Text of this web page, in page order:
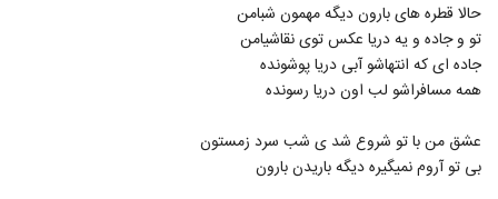
369
آهنگ فال یلدا از احمد هادی(پاپ)
۴۸۵ بازدید
370 قصه یلدا
حالا قطره های بارون دیگه مهمون شبامن
تو و جاده و یه دریا عکس توی نقاشیامن
جاده ای که انتهاشو آبی دریا پوشونده
همه مسافراشو لب اون دریا رسونده
عشق من با تو شروع شد ی شب سرد زمستون
بی تو آروم نمیگیره دیگه باریدن بارون